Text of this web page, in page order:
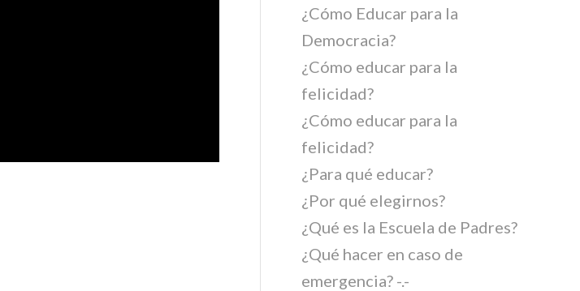
¿Cómo Educar para la
Democracia?
¿Cómo educar para la
felicidad?
¿Cómo educar para la
felicidad?
¿Para qué educar?
¿Por qué elegirnos?
¿Qué es la Escuela de Padres?
¿Qué hacer en caso de
emergencia? -.-